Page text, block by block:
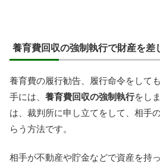
養育費回収の強制執行で財産を差
養育費の履行勧告、履行命令をして
手には、 養育費回収の強制執行をし
は、裁判所に申し立てをして、相手
らう方法です。
相手が不動産や貯金などで資産を持